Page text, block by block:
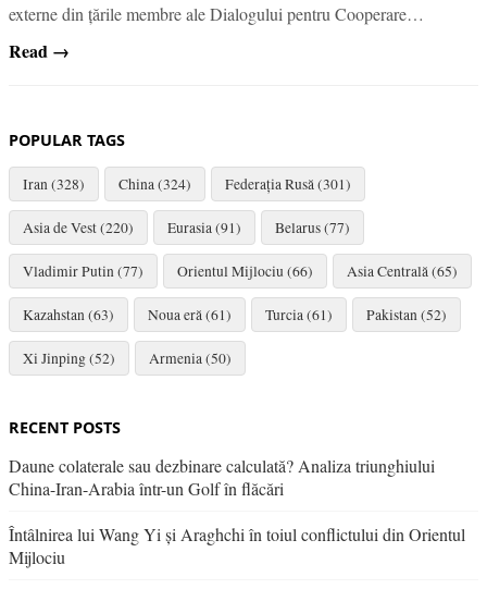
externe din țările membre ale Dialogului pentru Cooperare…
Read →
POPULAR TAGS
Iran (328) China (324) Federația Rusă (301)
Asia de Vest (220) Eurasia (91) Belarus (77)
Vladimir Putin (77) Orientul Mijlociu (66) Asia Centrală (65)
Kazahstan (63) Noua eră (61) Turcia (61) Pakistan (52)
Xi Jinping (52) Armenia (50)
RECENT POSTS
Daune colaterale sau dezbinare calculată? Analiza triunghiului
China-Iran-Arabia într-un Golf în flăcări
Întâlnirea lui Wang Yi și Araghchi în toiul conflictului din Orientul
Mijlociu